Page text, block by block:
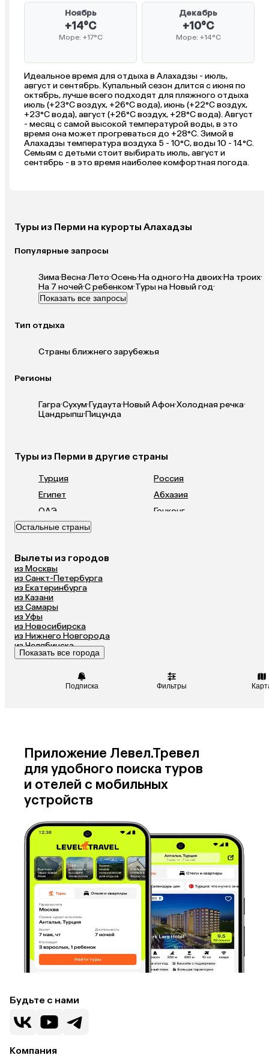
Подписка Фильтры
Ноябрь
+14°C
Море: +17°C
Декабрь
+10°C
Море: +14°C
Идеальное время для отдыха в Алахадзы - июль,
август и сентябрь. Купальный сезон длится с июня по
октябрь, лучше всего подходят для пляжного отдыха
июль (+23°C воздух, +26°C вода), июнь (+22°C воздух,
+23°C вода), август (+26°C воздух, +28°C вода). Август
- месяц с самой высокой температурой воды, в это
время она может прогреваться до +28°C. Зимой в
Алахадзы температура воздуха 5 - 10°C, воды 10 - 14°C.
Семьям с детьми стоит выбирать июль, август и
сентябрь - в это время наиболее комфортная погода.
Туры из Перми на курорты Алахадзы
Популярные запросы
Зима·Весна·Лето·Осень·На одного·На двоих·На троих·
На 7 ночей·С ребенком·Туры на Новый год·
Показать все запросы
Тип отдыха
Страны ближнего зарубежья
Регионы
Гагра·Сухум·Гудаута·Новый Афон·Холодная речка·
Цандрыпш·Пицунда
Туры из Перми в другие страны
Турция
Россия
Египет
Абхазия
ОАЭ
Гонконг
Куба
Остальные страны
Вылеты из городов
из Москвы
из Санкт-Петербурга
из Екатеринбурга
из Казани
из Самары
из Уфы
из Новосибирска
из Нижнего Новгорода
из Челябинска
из Омска
Показать все города
Приложение Левел.Тревел
для удобного поиска туров
и отелей с мобильных
устройств
Будьте с нами
Компания